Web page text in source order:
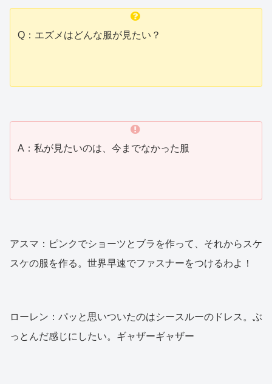
Q：エズメはどんな服が見たい？
A：私が見たいのは、今までなかった服
アスマ：ピンクでショーツとブラを作って、それからスケ
スケの服を作る。世界早速でファスナーをつけるわよ！
ローレン：パッと思いついたのはシースルーのドレス。ぶ
っとんだ感じにしたい。ギャザーギャザー